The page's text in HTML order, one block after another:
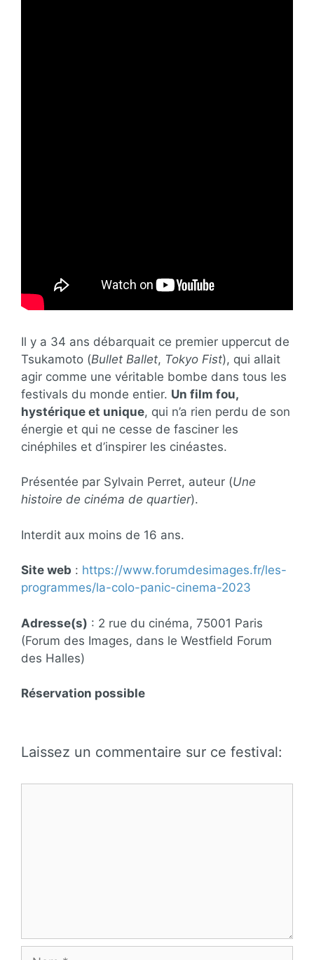
Il y a 34 ans débarquait ce premier uppercut de
Tsukamoto (Bullet Ballet, Tokyo Fist), qui allait
agir comme une véritable bombe dans tous les
festivals du monde entier. Un film fou,
hystérique et unique, qui n’a rien perdu de son
énergie et qui ne cesse de fasciner les
cinéphiles et d’inspirer les cinéastes.
Présentée par Sylvain Perret, auteur (Une
histoire de cinéma de quartier).
Interdit aux moins de 16 ans.
Site web : https://www.forumdesimages.fr/les-
programmes/la-colo-panic-cinema-2023
Adresse(s) : 2 rue du cinéma, 75001 Paris
(Forum des Images, dans le Westfield Forum
des Halles)
Réservation possible
Laissez un commentaire sur ce festival: